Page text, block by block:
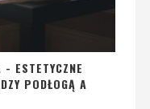
ESTETYCZNE
PODŁOGĄ A